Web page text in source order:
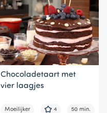
Chocoladetaart met
vier laagjes
Moeilijker 4 50 min.